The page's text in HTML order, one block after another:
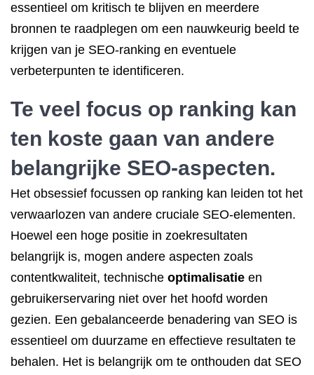
essentieel om kritisch te blijven en meerdere
bronnen te raadplegen om een nauwkeurig beeld te
krijgen van je SEO-ranking en eventuele
verbeterpunten te identificeren.
Te veel focus op ranking kan
ten koste gaan van andere
belangrijke SEO-aspecten.
Het obsessief focussen op ranking kan leiden tot het
verwaarlozen van andere cruciale SEO-elementen.
Hoewel een hoge positie in zoekresultaten
belangrijk is, mogen andere aspecten zoals
contentkwaliteit, technische optimalisatie en
gebruikerservaring niet over het hoofd worden
gezien. Een gebalanceerde benadering van SEO is
essentieel om duurzame en effectieve resultaten te
behalen. Het is belangrijk om te onthouden dat SEO